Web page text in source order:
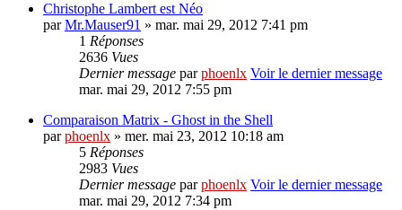
Christophe Lambert est Néo
parMr.Mauser91 » mar. mai 29, 2012 7:41 pm
1 Réponses
2636 Vues
Dernier message parphoenlx Voir le dernier message
mar. mai 29, 2012 7:55 pm
Comparaison Matrix - Ghost in the Shell
parphoenlx » mer. mai 23, 2012 10:18 am
5 Réponses
2983 Vues
Dernier message parphoenlx Voir le dernier message
mar. mai 29, 2012 7:34 pm